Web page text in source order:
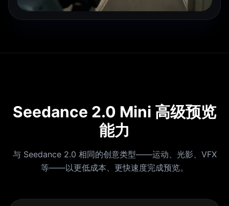
Seedance 2.0 Mini 高级预览
能力
与 Seedance 2.0 相同的创意类型——运动、光影、VFX
等——以更低成本、更快速度完成预览。